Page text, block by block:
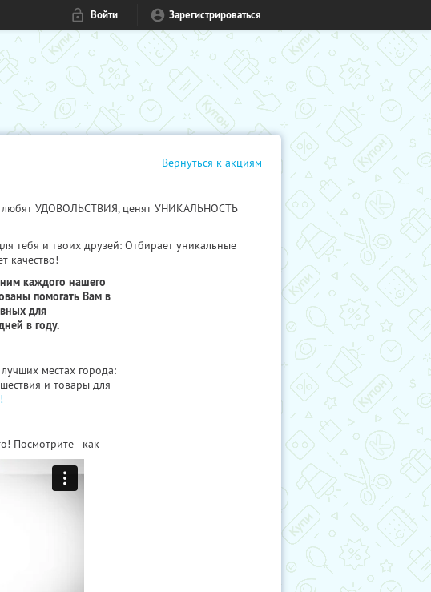
Войти Зарегистрироваться
Вернуться к акциям
любят УДОВОЛЬСТВИЯ, ценят УНИКАЛЬНОСТЬ
тебя и твоих друзей: Отбирает уникальные
качество!
каждого нашего
помогать Вам в
для
в году.
местах города:
и товары для
Посмотрите - как